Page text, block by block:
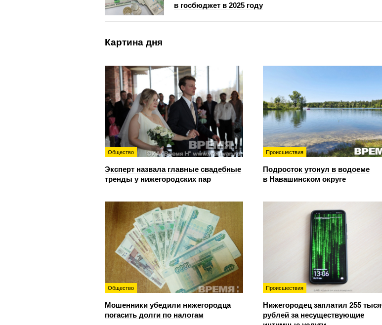
в госбюджет в 2025 году
Картина дня
Общество
Эксперт назвала главные свадебные
тренды у нижегородских пар
Происшествия
Подросток утонул в водоеме
в Навашинском округе
Общество
Мошенники убедили нижегородца
погасить долги по налогам
Происшествия
Нижегородец заплатил 255
рублей за несуществующие